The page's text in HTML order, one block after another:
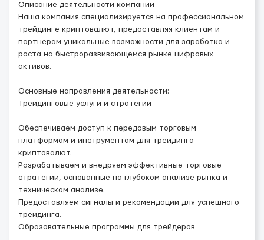
Описание деятельности компании
Наша компания специализируется на профессиональном
трейдинге криптовалют, предоставляя клиентам и
партнёрам уникальные возможности для заработка и
роста на быстроразвивающемся рынке цифровых
активов.
Основные направления деятельности:
Трейдинговые услуги и стратегии
Обеспечиваем доступ к передовым торговым
платформам и инструментам для трейдинга
криптовалют.
Разрабатываем и внедряем эффективные торговые
стратегии, основанные на глубоком анализе рынка и
техническом анализе.
Предоставляем сигналы и рекомендации для успешного
трейдинга.
Образовательные программы для трейдеров